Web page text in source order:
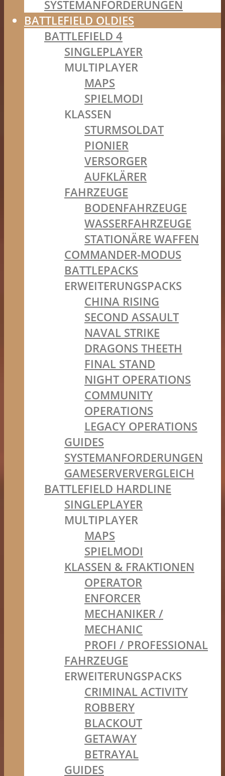
SYSTEMANFORDERUNGEN
BATTLEFIELD OLDIES
BATTLEFIELD 4
SINGLEPLAYER
MULTIPLAYER
MAPS
SPIELMODI
KLASSEN
STURMSOLDAT
PIONIER
VERSORGER
AUFKLÄRER
FAHRZEUGE
BODENFAHRZEUGE
WASSERFAHRZEUGE
STATIONÄRE WAFFEN
COMMANDER-MODUS
BATTLEPACKS
ERWEITERUNGSPACKS
CHINA RISING
SECOND ASSAULT
NAVAL STRIKE
DRAGONS THEETH
FINAL STAND
NIGHT OPERATIONS
COMMUNITY
OPERATIONS
LEGACY OPERATIONS
GUIDES
SYSTEMANFORDERUNGEN
GAMESERVERVERGLEICH
BATTLEFIELD HARDLINE
SINGLEPLAYER
MULTIPLAYER
MAPS
SPIELMODI
KLASSEN & FRAKTIONEN
OPERATOR
ENFORCER
MECHANIKER /
MECHANIC
PROFI / PROFESSIONAL
FAHRZEUGE
ERWEITERUNGSPACKS
CRIMINAL ACTIVITY
ROBBERY
BLACKOUT
GETAWAY
BETRAYAL
GUIDES